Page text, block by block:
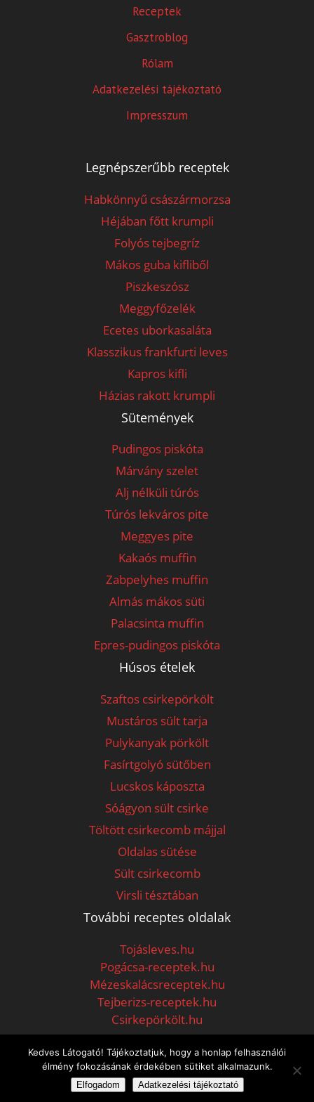
Receptek
Gasztroblog
Rólam
Adatkezelési tájékoztató
Impresszum
Legnépszerűbb receptek
Habkönnyű császármorzsa
Héjában főtt krumpli
Folyós tejbegríz
Mákos guba kifliből
Piszkeszósz
Meggyfőzelék
Ecetes uborkasaláta
Klasszikus frankfurti leves
Kapros kifli
Házias rakott krumpli
Sütemények
Pudingos piskóta
Márvány szelet
Alj nélküli túrós
Túrós lekváros pite
Meggyes pite
Kakaós muffin
Zabpelyhes muffin
Almás mákos süti
Palacsinta muffin
Epres-pudingos piskóta
Húsos ételek
Szaftos csirkepörkölt
Mustáros sült tarja
Pulykanyak pörkölt
Fasírtgolyó sütőben
Lucskos káposzta
Sóágyon sült csirke
Töltött csirkecomb májjal
Oldalas sütése
Sült csirkecomb
Virsli tésztában
További receptes oldalak
Tojásleves.hu
Pogácsa-receptek.hu
Mézeskalácsreceptek.hu
Tejberizs-receptek.hu
Csirkepörkölt.hu
©2026 - Minden jog fenntartva - EstEbéd
- Receptek, Sütemények, Ételek
és minden Finomság
Kedves Látogató! Tájékoztatjuk, hogy a honlap felhasználói
élmény fokozásának érdekében sütiket alkalmazunk.
Elfogadom Adatkezelési tájékoztató